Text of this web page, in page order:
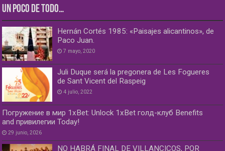
UN POCO DE TODO…
Hernán Cortés 1985: «Paisajes alicantinos», de
Paco Juan.
7 mayo, 2020
Juli Duque será la pregonera de Les Fogueres
de Sant Vicent del Raspeig
4 julio, 2022
Погружение в мир 1xBet: Unlock 1xBet голд-клуб Benefits
and привилегии Today!
29 junio, 2026
NO HABRÁ FINAL DE VILLANCICOS, POR